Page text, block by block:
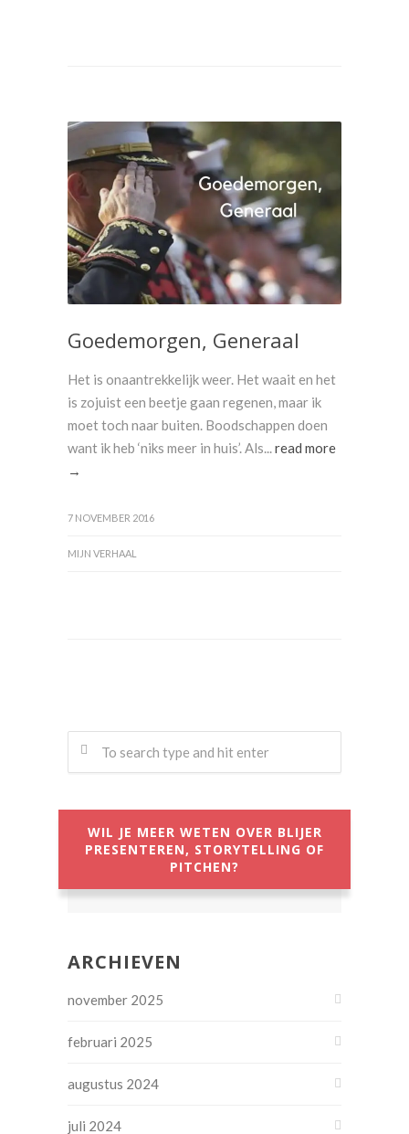
Goedemorgen, Generaal
Het is onaantrekkelijk weer. Het waait en het
is zojuist een beetje gaan regenen, maar ik
moet toch naar buiten. Boodschappen doen
want ik heb ‘niks meer in huis’. Als...read more
→
7 NOVEMBER 2016
MIJN VERHAAL
WIL JE MEER WETEN OVER BLIJER
PRESENTEREN, STORYTELLING OF
PITCHEN?
ARCHIEVEN
november 2025
februari 2025
augustus 2024
juli 2024